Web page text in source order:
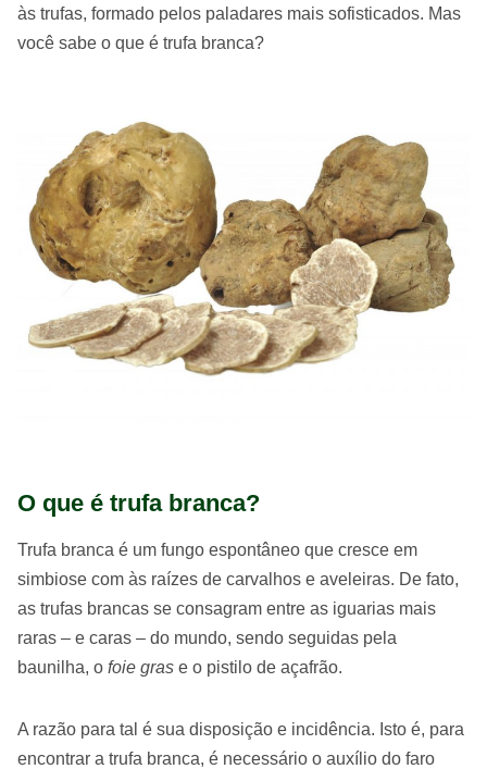
às trufas, formado pelos paladares mais sofisticados. Mas
você sabe o que é trufa branca?
O que é trufa branca?
Trufa branca é um fungo espontâneo que cresce em
simbiose com às raízes de carvalhos e aveleiras. De fato,
as trufas brancas se consagram entre as iguarias mais
raras – e caras – do mundo, sendo seguidas pela
baunilha, o foie gras e o pistilo de açafrão.
A razão para tal é sua disposição e incidência. Isto é, para
encontrar a trufa branca, é necessário o auxílio do faro